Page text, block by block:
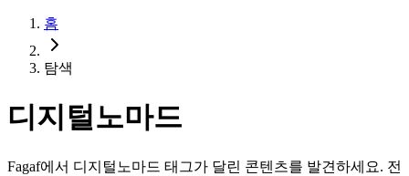
홈
탐색
디지털노마드
Fagaf에서 디지털노마드 태그가 달린 콘텐츠를 발견하세요. 전